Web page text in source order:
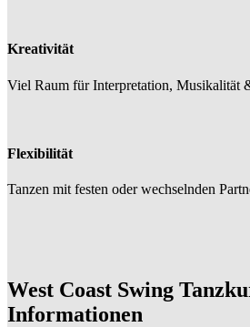
Kreativität
Viel Raum für Interpretation, Musikalität
Flexibilität
Tanzen mit festen oder wechselnden
West Coast Swing
Informationen